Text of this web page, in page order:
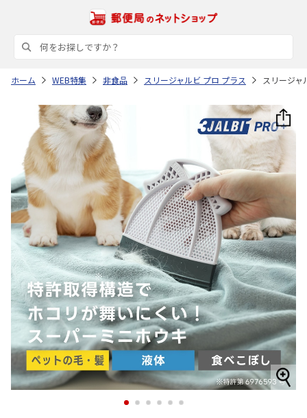
ホーム WEB特集 非食品 スリージャルビ プロ プラス スリージャ
1 2 3 4 5 6